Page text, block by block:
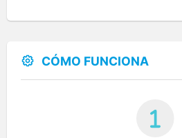
CÓMO FUNCIONA